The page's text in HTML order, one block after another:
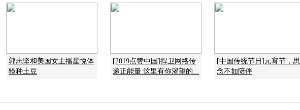
郭志坚和美国女主播星悦体
验种土豆
[2019点赞中国]捍卫网络传
递正能量 这里有你渴望的...
[中国传统节日]元宵节，思
念不如陪伴